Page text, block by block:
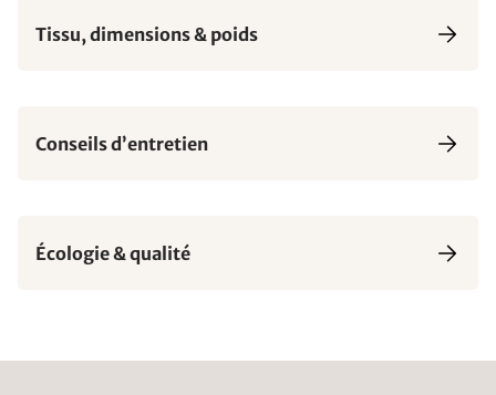
Tissu, dimensions & poids
Conseils d’entretien
Écologie & qualité